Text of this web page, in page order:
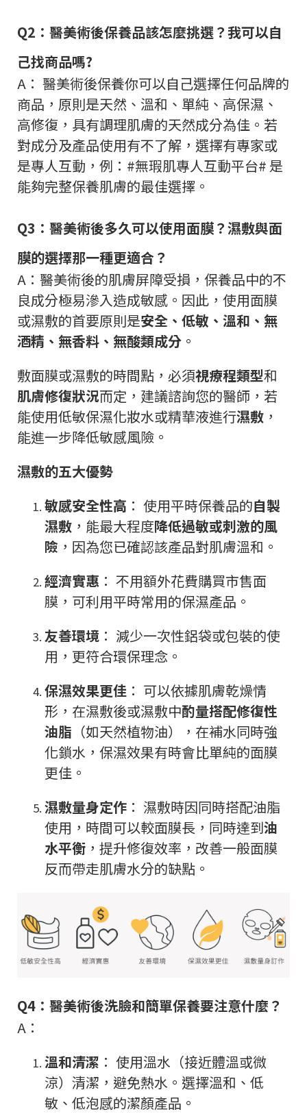
Q2：醫美術後保養品該怎麼挑選？我可以自
己找商品嗎?
A： 醫美術後保養你可以自己選擇任何品牌的
商品，原則是天然、溫和、單純、高保濕、
高修復，具有調理肌膚的天然成分為佳。若
對成分及產品使用有不了解，選擇有專家或
是專人互動，例：#無瑕肌專人互動平台# 是
能夠完整保養肌膚的最佳選擇。
Q3：醫美術後多久可以使用面膜？濕敷與面
膜的選擇那一種更適合？
A：醫美術後的肌膚屏障受損，保養品中的不
良成分極易滲入造成敏感。因此，使用面膜
或濕敷的首要原則是安全、低敏、溫和、無
酒精、無香料、無酸類成分 。
敷面膜或濕敷的時間點，必須視療程類型和
肌膚修復狀況而定，建議諮詢您的醫師，若
能使用低敏保濕化妝水或精華液進行濕敷 ，
能進一步降低敏感風險。
濕敷的五大優勢
敏感安全性高 ： 使用平時保養品的自製
濕敷 ，能最大程度降低過敏或刺激的風
險 ，因為您已確認該產品對肌膚溫和。
經濟實惠 ： 不用額外花費購買市售面
膜，可利用平時常用的保濕產品。
友善環境 ： 減少一次性鋁袋或包裝的使
用，更符合環保理念。
保濕效果更佳 ： 可以依據肌膚乾燥情
形，在濕敷後或濕敷中酌量搭配修復性
油脂 （如天然植物油），在補水同時強
化鎖水，保濕效果有時會比單純的面膜
更佳。
濕敷量身定作 ： 濕敷時因同時搭配油脂
使用，時間可以較面膜長，同時達到油
水平衡 ，提升修復效率，改善一般面膜
反而帶走肌膚水分的缺點。
Q4：醫美術後洗臉和簡單保養要注意什麼？
A：
溫和清潔 ： 使用溫水（接近體溫或微
涼）清潔，避免熱水。選擇溫和、低
敏、低泡感的潔顏產品。